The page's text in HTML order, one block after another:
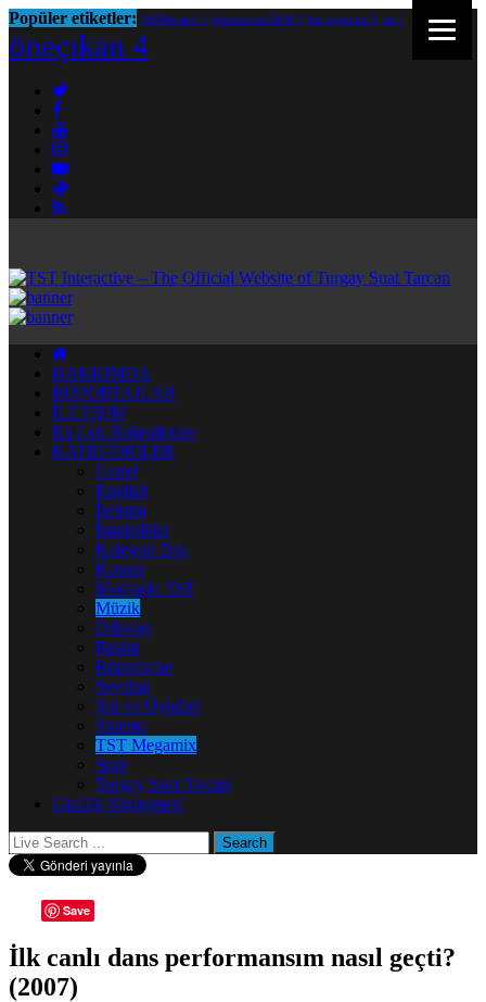
Popüler etiketler: 2020bestof 1 bestmovies2020 1 harleyquinn 1 tst 1
öneçıkan 4
HAKKIMDA
RÖPORTAJLAR
İLETİŞİM
En Çok Beğenilenler
KATEGORİLER
Genel
English
İletişim
İstatistikler
Kategori Dışı
Konser
Medyada TST
Müzik
Ödevler
Resim
Röportajlar
Seyahat
Şiir ve Öyküler
Sinema
TST Megamix
Spor
Turgay Suat Tarcan
Gizlilik Sözleşmesi
Save
İlk canlı dans performansım nasıl geçti?
(2007)